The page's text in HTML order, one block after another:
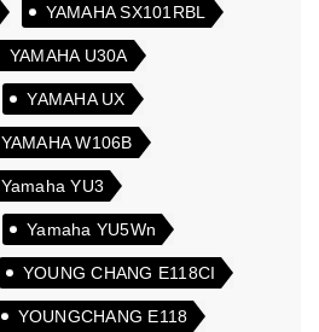
YAMAHA SX101RBL
YAMAHA U30A
YAMAHA UX
YAMAHA W106B
Yamaha YU3
Yamaha YU5Wn
YOUNG CHANG E118CI
YOUNGCHANG E118